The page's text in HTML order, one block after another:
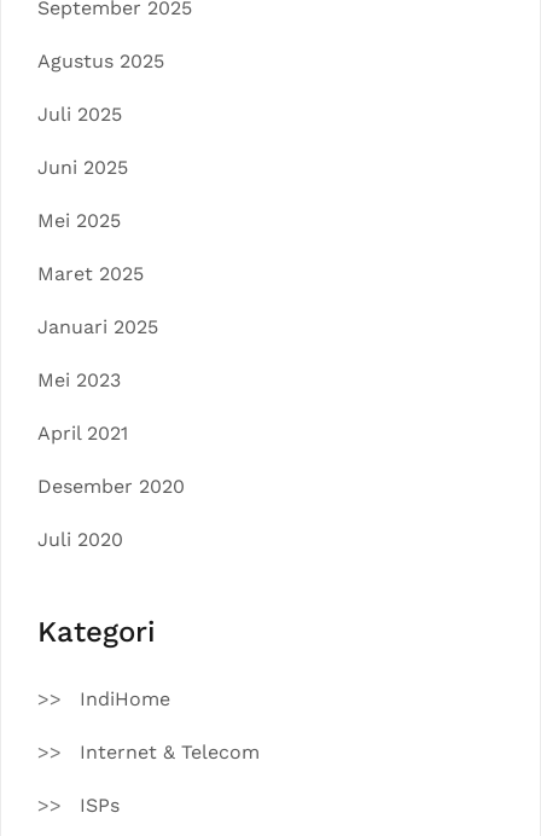
September 2025
Agustus 2025
Juli 2025
Juni 2025
Mei 2025
Maret 2025
Januari 2025
Mei 2023
April 2021
Desember 2020
Juli 2020
Kategori
IndiHome
Internet & Telecom
ISPs